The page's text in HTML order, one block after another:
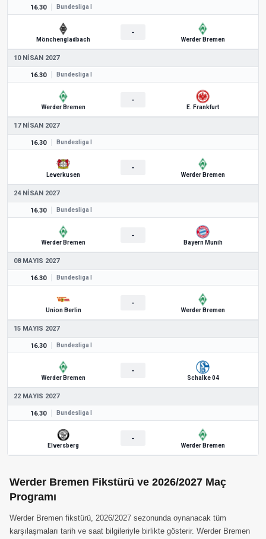
16.30 Bundesliga I
Mönchengladbach
-
Werder Bremen
10 NISAN 2027
16.30 Bundesliga I
Werder Bremen
-
E. Frankfurt
17 NISAN 2027
16.30 Bundesliga I
Leverkusen
-
Werder Bremen
24 NISAN 2027
16.30 Bundesliga I
Werder Bremen
-
Bayern Munih
08 MAYIS 2027
16.30 Bundesliga I
Union Berlin
-
Werder Bremen
15 MAYIS 2027
16.30 Bundesliga I
Werder Bremen
-
Schalke 04
22 MAYIS 2027
16.30 Bundesliga I
Elversberg
-
Werder Bremen
Werder Bremen Fikstürü ve 2026/2027 Maç
Programı
Werder Bremen fikstürü, 2026/2027 sezonunda oynanacak tüm
karşılaşmaları tarih ve saat bilgileriyle birlikte gösterir. Werder Bremen